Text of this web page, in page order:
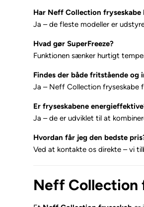
Har Neff Collection fryseskabe
Ja – de fleste modeller er
Hvad gør SuperFreeze?
Funktionen sænker hurtigt
Findes der både fritstående og
Ja – Neff Collection fryseskabe
Er fryseskabene
Ja – de er udviklet til at
Hvordan får jeg den bedste
Ved at kontakte os direkte – vi
Neff Collection